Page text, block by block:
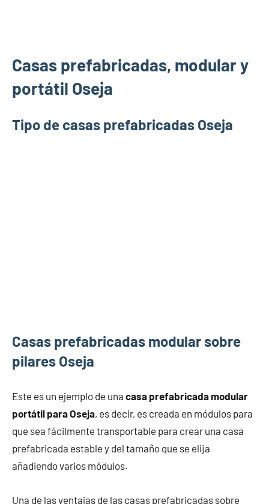
Casas prefabricadas, modular y
portátil Oseja
Tipo de casas prefabricadas Oseja
Casas prefabricadas modular sobre
pilares Oseja
Este es un ejemplo de una casa prefabricada modular
portátil para Oseja, es decir, es creada en módulos para
que sea fácilmente transportable para crear una casa
prefabricada estable y del tamaño que se elija
añadiendo varios módulos.
Una de las ventajas de las casas prefabricadas sobre